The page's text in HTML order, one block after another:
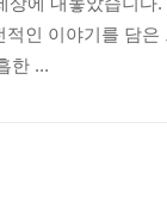
인 이야기를 담
한 ...